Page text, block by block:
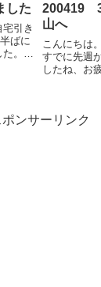
した
引き
ばに
。と
すが...
200419
山へ
こんにちは
すでに先週
したね、お
跳び＆ラン
ポンサーリンク